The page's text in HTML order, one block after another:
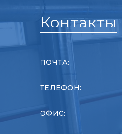
Контакты
ПОЧТА:
ТЕЛЕФОН:
ОФИС: